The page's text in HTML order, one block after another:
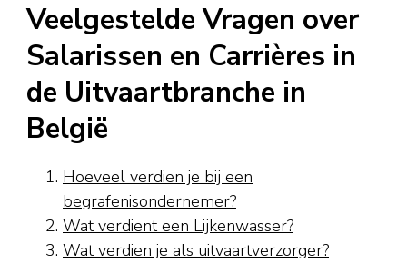
Veelgestelde Vragen over
Salarissen en Carrières in
de Uitvaartbranche in
België
Hoeveel verdien je bij een
begrafenisondernemer?
Wat verdient een Lijkenwasser?
Wat verdien je als uitvaartverzorger?